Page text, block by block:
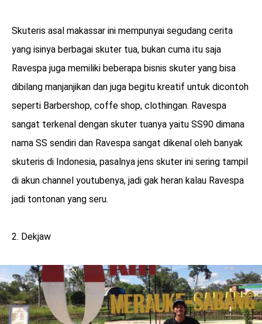
Skuteris asal makassar ini mempunyai segudang cerita
yang isinya berbagai skuter tua, bukan cuma itu saja
Ravespa juga memiliki beberapa bisnis skuter yang bisa
dibilang manjanjikan dan juga begitu kreatif untuk dicontoh
seperti Barbershop, coffe shop, clothingan. Ravespa
sangat terkenal dengan skuter tuanya yaitu SS90 dimana
nama SS sendiri dan Ravespa sangat dikenal oleh banyak
skuteris di Indonesia, pasalnya jens skuter ini sering tampil
di akun channel youtubenya, jadi gak heran kalau Ravespa
jadi tontonan yang seru.
2. Dekjaw